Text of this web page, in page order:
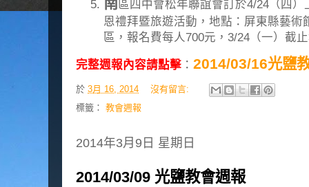
南 區四中會松年聯誼會訂於4/24（四
恩禮拜暨旅遊活動，地點：屏東縣藝術
區，報名費每人700元，3/24（一）截
完整週報內容請點擊 ： 2014/03/16光鹽
於 3月 16, 2014
沒有留言:
標籤： 教會週報
2014年3月9日 星期日
2014/03/09 光鹽教會週報